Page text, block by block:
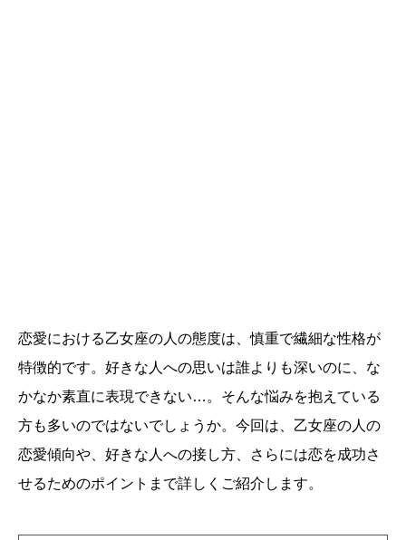
恋愛における乙女座の人の態度は、慎重で繊細な性格が
特徴的です。好きな人への思いは誰よりも深いのに、な
かなか素直に表現できない…。そんな悩みを抱えている
方も多いのではないでしょうか。今回は、乙女座の人の
恋愛傾向や、好きな人への接し方、さらには恋を成功さ
せるためのポイントまで詳しくご紹介します。